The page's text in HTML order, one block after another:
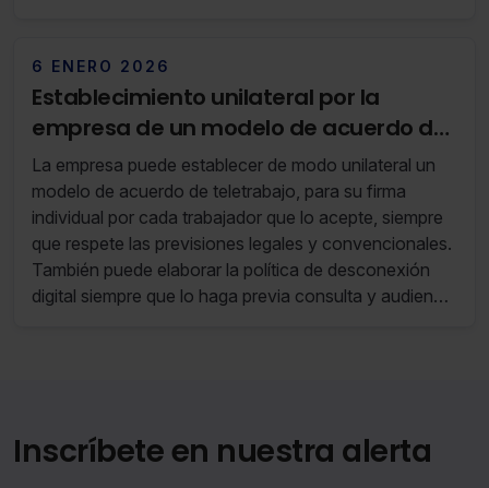
6 ENERO 2026
Establecimiento unilateral por la
empresa de un modelo de acuerdo de
teletrabajo y de la política de
desconexión digital
La empresa puede establecer de modo unilateral un
modelo de acuerdo de teletrabajo, para su firma
individual por cada trabajador que lo acepte, siempre
que respete las previsiones legales y convencionales.
También puede elaborar la política de desconexión
digital siempre que lo haga previa consulta y audiencia
Inscríbete en nuestra alerta